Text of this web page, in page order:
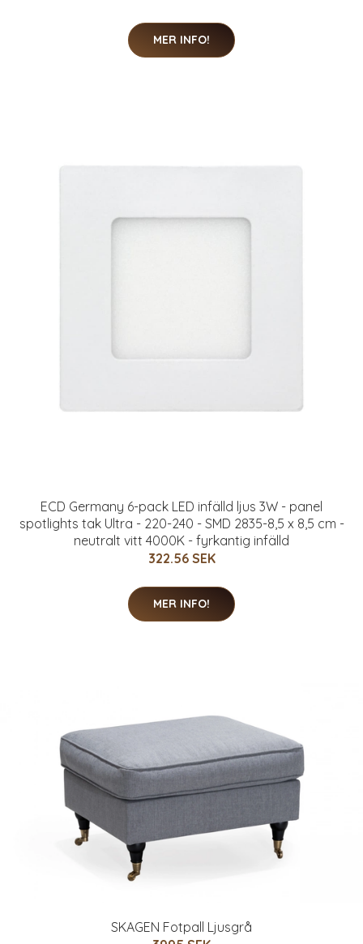
MER INFO!
ECD Germany 6-pack LED infälld ljus 3W - panel
spotlights tak Ultra - 220-240 - SMD 2835-8,5 x 8,5 cm -
neutralt vitt 4000K - fyrkantig infälld
322.56 SEK
MER INFO!
SKAGEN Fotpall Ljusgrå